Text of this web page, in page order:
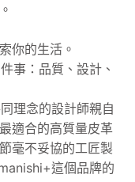
你的生活。
事：品質、設計、
理念的設計師親自
適合的高質量皮革
毫不妥協的工匠製
這個品牌的